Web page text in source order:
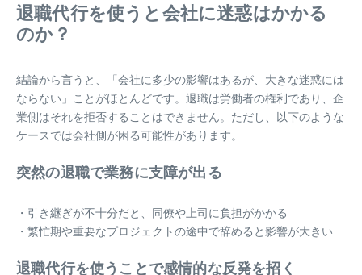
退職代行を使うと会社に迷惑はかかる
のか？
結論から言うと、「会社に多少の影響はあるが、大きな迷惑には
ならない」ことがほとんどです。退職は労働者の権利であり、企
業側はそれを拒否することはできません。ただし、以下のような
ケースでは会社側が困る可能性があります。
突然の退職で業務に支障が出る
・引き継ぎが不十分だと、同僚や上司に負担がかかる
・繁忙期や重要なプロジェクトの途中で辞めると影響が大きい
退職代行を使うことで感情的な反発を招く